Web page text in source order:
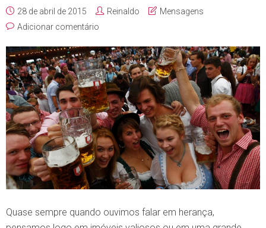
28 de abril de 2015 Reinaldo
Mensagens
Adicionar comentário
Quase sempre quando ouvimos falar em herança,